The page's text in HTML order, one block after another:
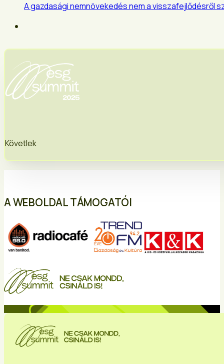
A gazdasági nemnövekedés nem a visszafejlődésről
Követlek
A WEBOLDAL TÁMOGATÓI